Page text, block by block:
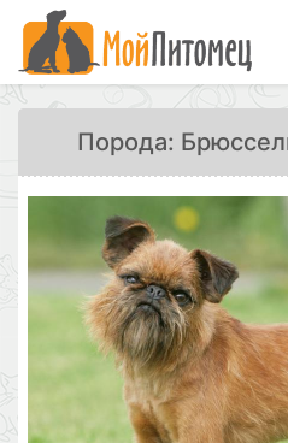
Порода: